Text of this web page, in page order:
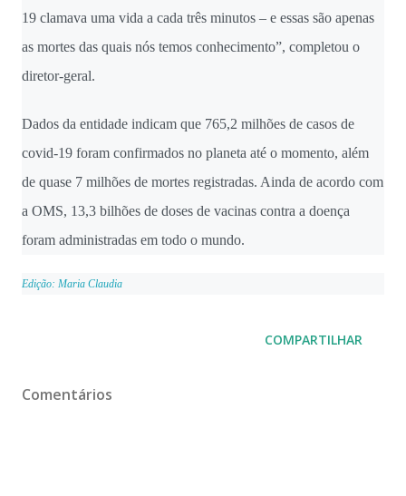
19 clamava uma vida a cada três minutos – e essas são apenas
as mortes das quais nós temos conhecimento”, completou o
diretor-geral.
Dados da entidade indicam que 765,2 milhões de casos de
covid-19 foram confirmados no planeta até o momento, além
de quase 7 milhões de mortes registradas. Ainda de acordo com
a OMS, 13,3 bilhões de doses de vacinas contra a doença
foram administradas em todo o mundo.
Edição: Maria Claudia
COMPARTILHAR
Comentários